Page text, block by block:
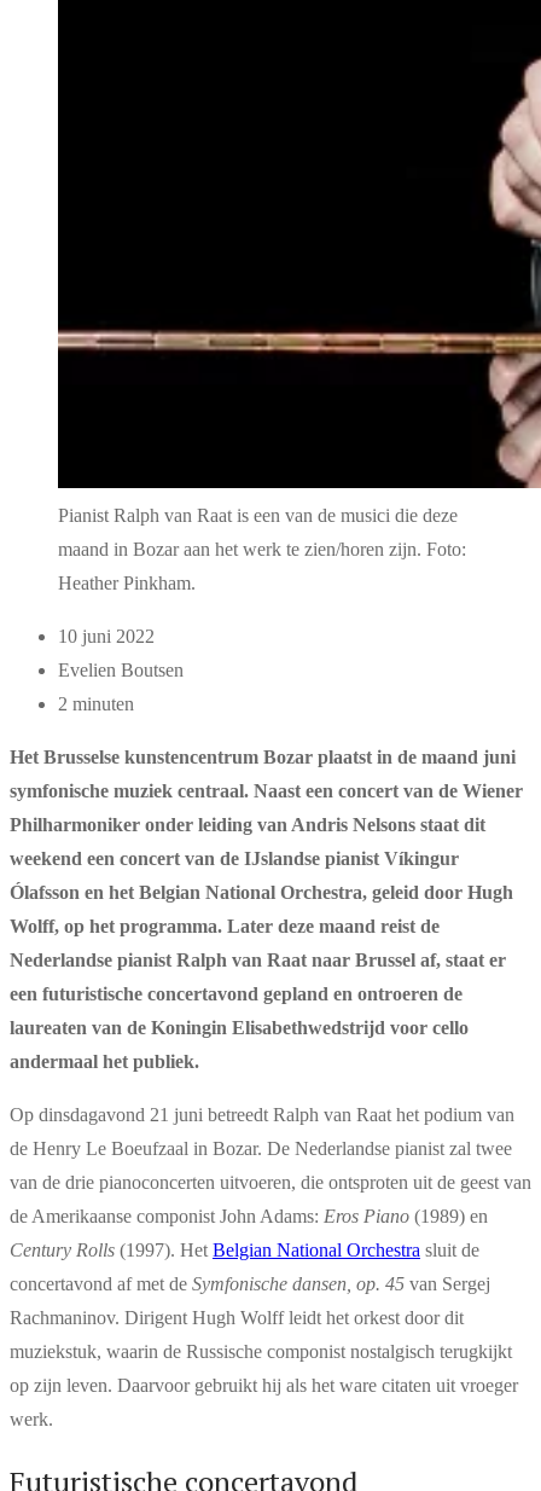
Pianist Ralph van Raat is een van de musici die deze
maand in Bozar aan het werk te zien/horen zijn. Foto:
Heather Pinkham.
10 juni 2022
Evelien Boutsen
2 minuten
Het Brusselse kunstencentrum Bozar plaatst in de maand juni
symfonische muziek centraal. Naast een concert van de Wiener
Philharmoniker onder leiding van Andris Nelsons staat dit
weekend een concert van de IJslandse pianist Víkingur
Ólafsson en het Belgian National Orchestra, geleid door Hugh
Wolff, op het programma. Later deze maand reist de
Nederlandse pianist Ralph van Raat naar Brussel af, staat er
een futuristische concertavond gepland en ontroeren de
laureaten van de Koningin Elisabethwedstrijd voor cello
andermaal het publiek.
Op dinsdagavond 21 juni betreedt Ralph van Raat het podium van
de Henry Le Boeufzaal in Bozar. De Nederlandse pianist zal twee
van de drie pianoconcerten uitvoeren, die ontsproten uit de geest van
de Amerikaanse componist John Adams: Eros Piano (1989) en
Century Rolls (1997). Het Belgian National Orchestra sluit de
concertavond af met de Symfonische dansen, op. 45 van Sergej
Rachmaninov. Dirigent Hugh Wolff leidt het orkest door dit
muziekstuk, waarin de Russische componist nostalgisch terugkijkt
op zijn leven. Daarvoor gebruikt hij als het ware citaten uit vroeger
werk.
Futuristische concertavond